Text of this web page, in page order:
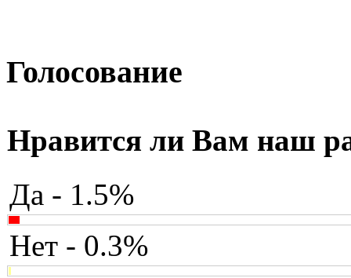
Голосование
Нравится ли Вам наш
Да - 1.5%
Нет - 0.3%